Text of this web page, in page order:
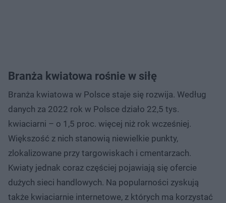
Branża kwiatowa rośnie w siłę
Branża kwiatowa w Polsce staje się rozwija. Według
danych za 2022 rok w Polsce działo 22,5 tys.
kwiaciarni – o 1,5 proc. więcej niż rok wcześniej.
Większość z nich stanowią niewielkie punkty,
zlokalizowane przy targowiskach i cmentarzach.
Kwiaty jednak coraz częściej pojawiają się ofercie
dużych sieci handlowych. Na popularności zyskują
także kwiaciarnie internetowe, z których ma korzystać